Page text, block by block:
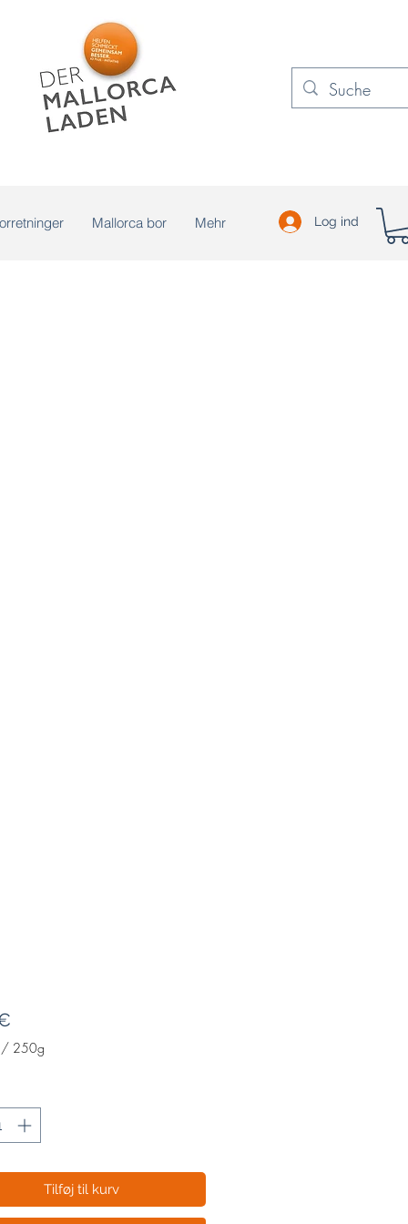
Mallorca bor Mehr Log ind
Pris
/ 250g
Tilføj til kurv